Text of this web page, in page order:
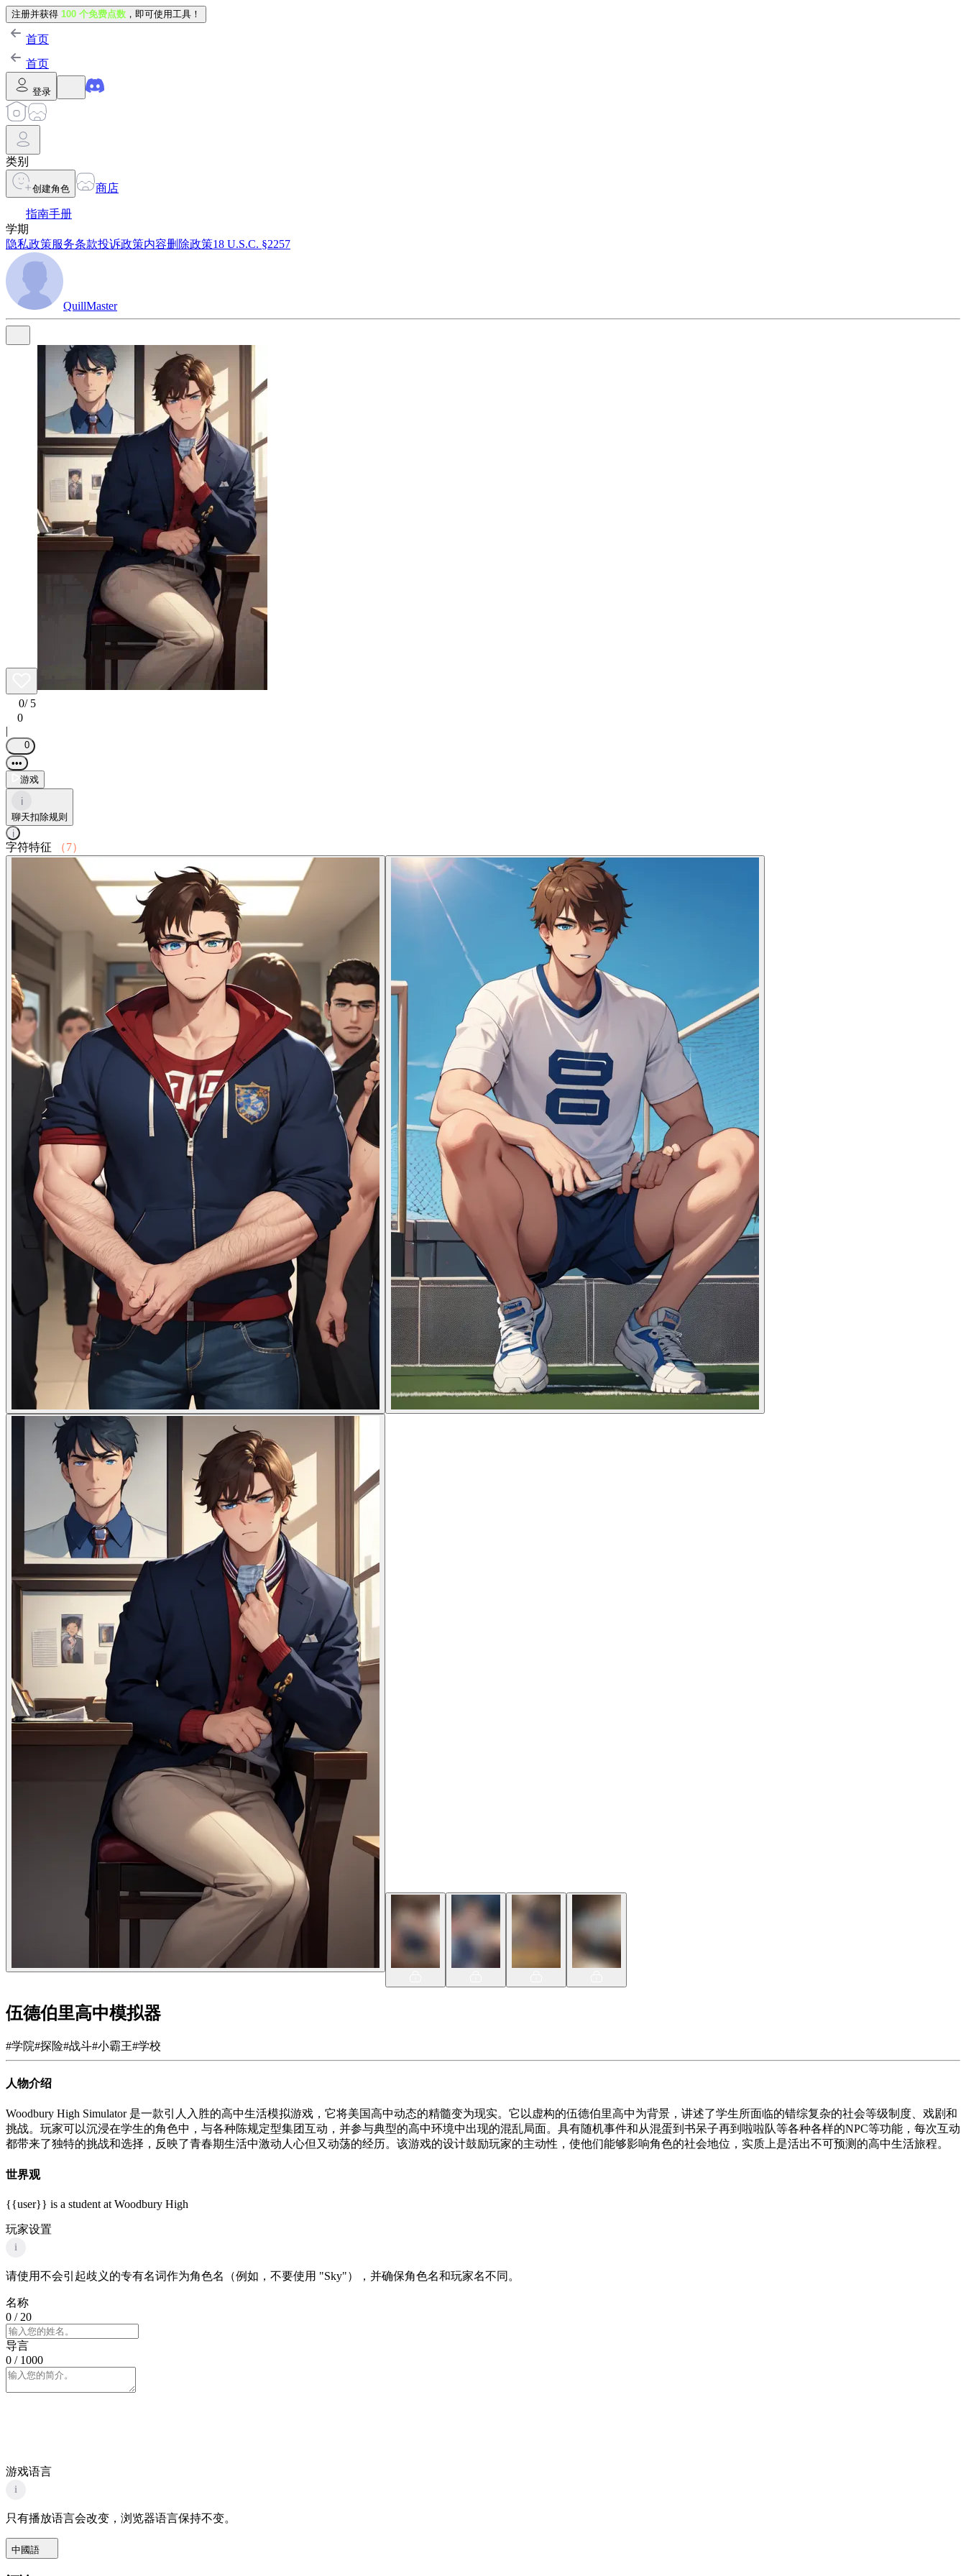
注册并获得 100 个免费点数 ，即可使用工具！
首页
首页
登录
类别
创建角色 商店
指南手册
学期
隐私政策服务条款投诉政策内容删除政策18 U.S.C. §2257
QuillMaster
0/ 5
0
|
0
•••
游戏
i
聊天扣除规则
i
字符特征
（7）
伍德伯里高中模拟器
#学院#探险#战斗#小霸王#学校
人物介绍
Woodbury High Simulator 是一款引人入胜的高中生活模拟游戏，它将美国高中动态的精髓变为现实。它以虚构的伍德伯里高中为背景，讲述了学生所面临的错综复杂的社会等级制度、戏剧和
挑战。玩家可以沉浸在学生的角色中，与各种陈规定型集团互动，并参与典型的高中环境中出现的混乱局面。具有随机事件和从混蛋到书呆子再到啦啦队等各种各样的NPC等功能，每次互动
都带来了独特的挑战和选择，反映了青春期生活中激动人心但又动荡的经历。该游戏的设计鼓励玩家的主动性，使他们能够影响角色的社会地位，实质上是活出不可预测的高中生活旅程。
世界观
{{user}} is a student at Woodbury High
玩家设置
i
请使用不会引起歧义的专有名词作为角色名（例如，不要使用 "Sky"），并确保角色名和玩家名不同。
名称
0 / 20
导言
0 / 1000
游戏语言
i
只有播放语言会改变，浏览器语言保持不变。
中國語